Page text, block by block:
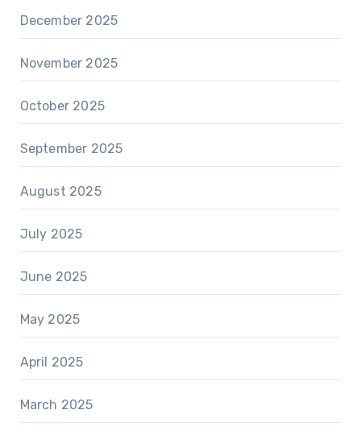
December 2025
November 2025
October 2025
September 2025
August 2025
July 2025
June 2025
May 2025
April 2025
March 2025